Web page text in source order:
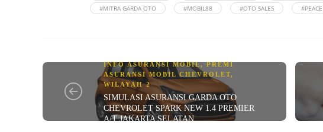
#MITRA GARDA OTO
#MOBIL88 #OTO SALES
INFO ASURANSI MOBIL,PREMI
ASURANSI MOBIL CHEVROLET,
WILAYAH 2
SIMULASI ASURANSI GARDA OTO
CHEVROLET SPARK NEW 1.4 PREMIER
A/T JAKARTA SELATAN